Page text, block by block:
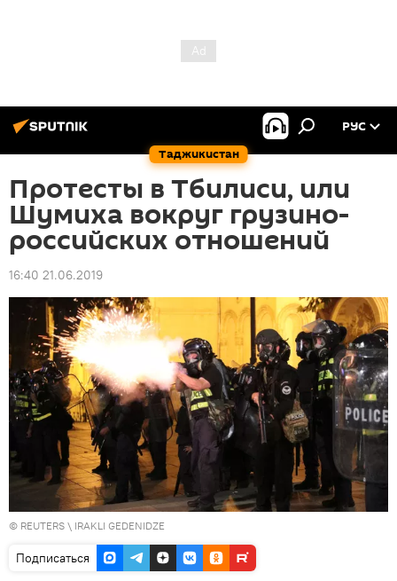
Таджикистан
РУС
Протесты в Тбилиси, или
Шумиха вокруг грузино-
российских отношений
16:40 21.06.2019
© REUTERS \ IRAKLI GEDENIDZE
Подписаться